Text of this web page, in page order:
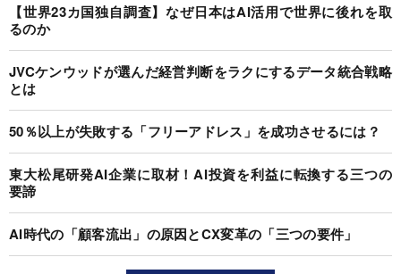
【世界23カ国独自調査】なぜ日本はAI活用で世界に後れを取
るのか
JVCケンウッドが選んだ経営判断をラクにするデータ統合戦略
とは
50％以上が失敗する「フリーアドレス」を成功させるには？
東大松尾研発AI企業に取材！AI投資を利益に転換する三つの
要諦
AI時代の「顧客流出」の原因とCX変革の「三つの要件」